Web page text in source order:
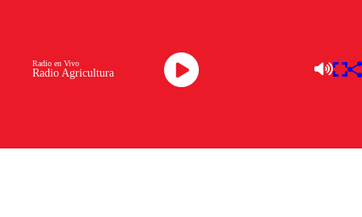
Radio Agricultura
Radio en Vivo
Descarga la APP